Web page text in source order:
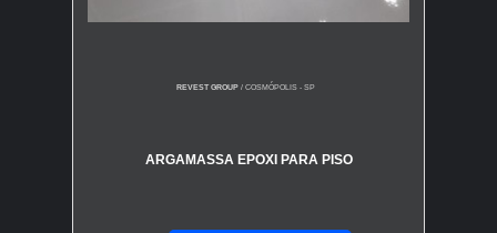
REVEST GROUP/ COSMÓPOLIS - SP
ARGAMASSA EPOXI PARA PISO